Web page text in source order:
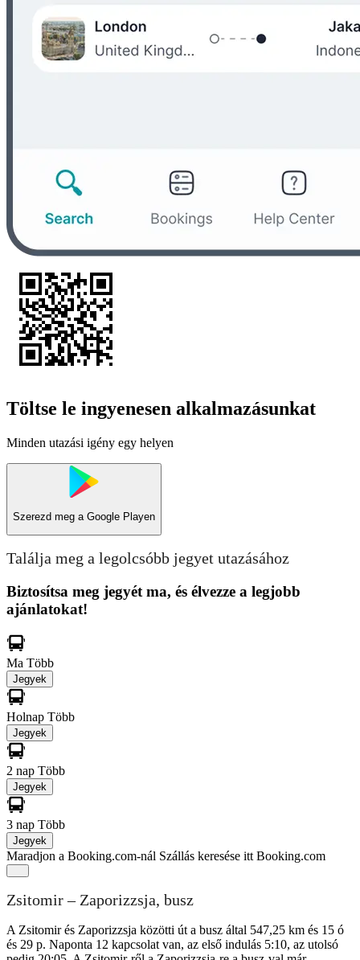
Töltse le ingyenesen alkalmazásunkat
Minden utazási igény egy helyen
Szerezd meg a Google Playen
Találja meg a legolcsóbb jegyet utazásához
Biztosítsa meg jegyét ma, és élvezze a legjobb
ajánlatokat!
Ma Több
Jegyek
Holnap Több
Jegyek
2 nap Több
Jegyek
3 nap Több
Jegyek
Maradjon a Booking.com-nál Szállás keresése itt Booking.com
Zsitomir – Zaporizzsja, busz
A Zsitomir és Zaporizzsja közötti út a busz által 547,25 km és 15 ó
és 29 p. Naponta 12 kapcsolat van, az első indulás 5:10, az utolsó